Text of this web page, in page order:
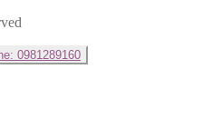
0981289160